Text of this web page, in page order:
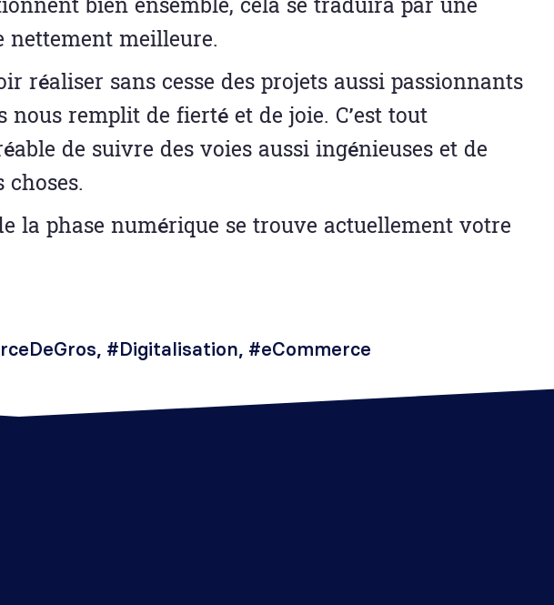
bien ensemble, cela se traduira par une
nettement meilleure.
réaliser sans cesse des projets aussi passionnants
nous remplit de fierté et de joie. C’est tout
de suivre des voies aussi ingénieuses et de
la phase numérique se trouve actuellement votre
, #Digitalisation, #eCommerce